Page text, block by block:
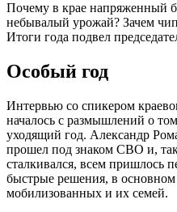
Почему в крае напряженный
небывалый урожай? Зачем
Итоги года подвел
Особый год
Интервью со спикером
началось с размышлений о
уходящий год. Александр
прошел под знаком СВО и,
сталкивался, всем пришлось
быстрые решения, в
мобилизованных и их семей.